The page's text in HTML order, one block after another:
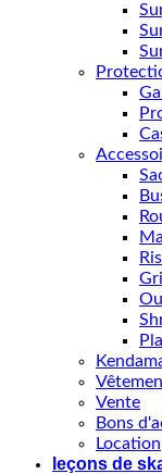
Vente
Bons
Location
leçons de